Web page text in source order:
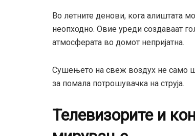
Во летните денови, кога алиштата
неопходно. Овие уреди создаваат
атмосферата во домот непријатна.
Сушењето на свеж воздух не само
за помала потрошувачка на струја.
Телевизорите и